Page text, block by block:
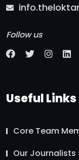
Follow us
Useful Links
Core Team
Our Journalists